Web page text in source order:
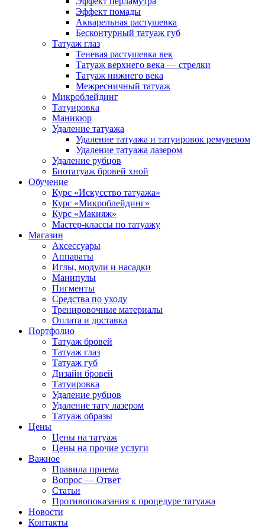
Эффект помады
Акварельная растушевка
Бесконтурный татуаж губ
Татуаж глаз
Теневая растушевка век
Татуаж верхнего века — стрелки
Татуаж нижнего века
Межресничный татуаж
Микроблейдинг
Татуировка
Маникюр
Удаление татуажа
Удаление татуажа и татуировок ремувером
Удаление татуажа лазером
Удаление рубцов
Биотатуаж бровей хной
Обучение
Курс «Искусство татуажа»
Курс «Микроблейдинг»
Курс «Макияж»
Мастер-классы по татуажу
Магазин
Аксессуары
Аппараты
Иглы, модули и насадки
Манипулы
Пигменты
Средства по уходу
Тренировочные материалы
Оплата и доставка
Портфолио
Татуаж бровей
Татуаж глаз
Татуаж губ
Дизайн бровей
Татуировка
Удаление рубцов
Удаление тату лазером
Татуаж образы
Цены
Цены на татуаж
Цены на прочие услуги
Важное
Правила приема
Вопрос — Ответ
Статьи
Противопоказания к процедуре татуажа
Новости
Контакты